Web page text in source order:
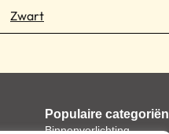
Zwart
Populaire categoriën
Binnenverlichting